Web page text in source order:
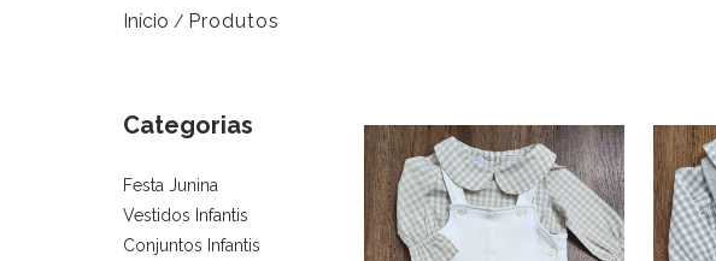
Início / Produtos
Categorias
Festa Junina
Vestidos Infantis
Conjuntos Infantis